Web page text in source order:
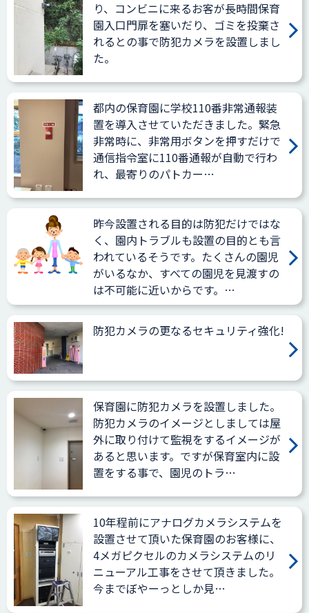
り、コンビニに来るお客が長時間保育
園入口門扉を塞いだり、ゴミを投棄さ
れるとの事で防犯カメラを設置しまし
た。
都内の保育園に学校110番非常通報装
置を導入させていただきました。緊急
非常時に、非常用ボタンを押すだけで
通信指令室に110番通報が自動で行わ
れ、最寄りのパトカー…
昨今設置される目的は防犯だけではな
く、園内トラブルも設置の目的とも言
われているそうです。たくさんの園児
がいるなか、すべての園児を見渡すの
は不可能に近いからです。…
防犯カメラの更なるセキュリティ強化!
保育園に防犯カメラを設置しました。
防犯カメラのイメージとしましては屋
外に取り付けて監視をするイメージが
あると思います。ですが保育室内に設
置をする事で、園児のトラ…
10年程前にアナログカメラシステムを
設置させて頂いた保育園のお客様に、
4メガピクセルのカメラシステムのリ
ニューアル工事をさせて頂きました。
今までぼやーっとしか見…